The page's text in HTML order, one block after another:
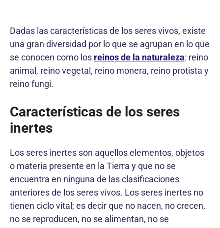
Dadas las características de los seres vivos, existe
una gran diversidad por lo que se agrupan en lo que
se conocen como los reinos de la naturaleza: reino
animal, reino vegetal, reino monera, reino protista y
reino fungi.
Características de los seres
inertes
Los seres inertes son aquellos elementos, objetos
o materia presente en la Tierra y que no se
encuentra en ninguna de las clasificaciones
anteriores de los seres vivos. Los seres inertes no
tienen ciclo vital; es decir que no nacen, no crecen,
no se reproducen, no se alimentan, no se